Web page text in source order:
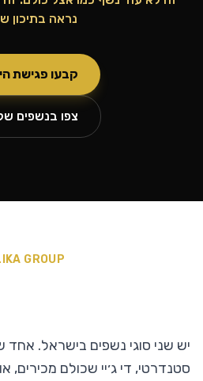
נראה בתיכון
קבעו פגישת
צפו בנשפים
GROUP
יש שני סוגי נשפים בישראל. אחד
סטנדרטי, די ג׳יי שכולם מכירים,